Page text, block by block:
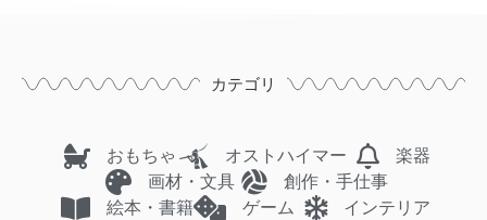
カテゴリ
おもちゃ オストハイマー
楽器
画材・文具
創作・手仕事
絵本・書籍
ゲーム
インテリア